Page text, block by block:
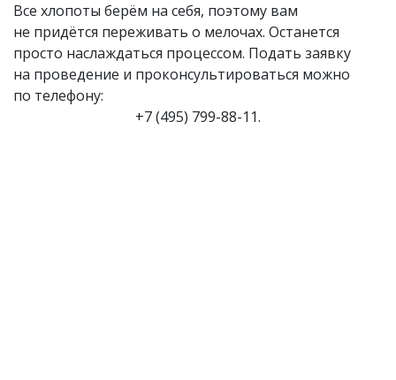
Все хлопоты берём на себя, поэтому вам
не придётся переживать о мелочах. Останется
просто наслаждаться процессом. Подать заявку
на проведение и проконсультироваться можно
по телефону:
+7 (495) 799-88-11.